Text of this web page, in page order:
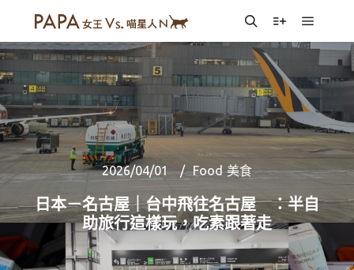
SearchMore info
Main
2026/04/01 Food 美食
日本－名古屋｜台中飛往名古屋 ：半自
助旅行這樣玩，吃素跟著走